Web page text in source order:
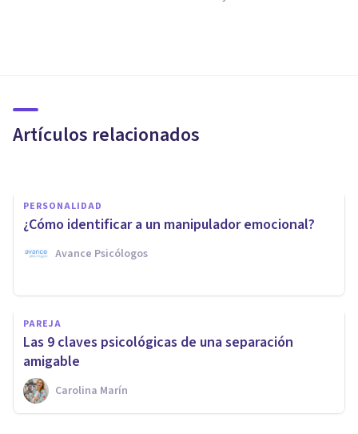
Artículos relacionados
relaciones tóxicas
PERSONALIDAD
¿Cómo identificar a un manipulador emocional?
Avance Psicólogos
PAREJA
Las 9 claves psicológicas de una separación
amigable
Carolina Marín
Divorcio con hijos: ¿cómo
podemos afrontar sus
implicaciones?
Psicotools